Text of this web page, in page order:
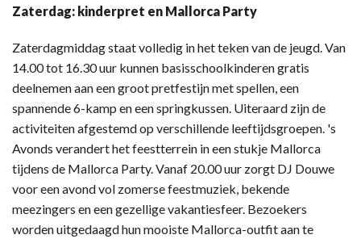
Zaterdag: kinderpret en Mallorca Party
Zaterdagmiddag staat volledig in het teken van de jeugd. Van
14.00 tot 16.30 uur kunnen basisschoolkinderen gratis
deelnemen aan een groot pretfestijn met spellen, een
spannende 6-kamp en een springkussen. Uiteraard zijn de
activiteiten afgestemd op verschillende leeftijdsgroepen. 's
Avonds verandert het feestterrein in een stukje Mallorca
tijdens de Mallorca Party. Vanaf 20.00 uur zorgt DJ Douwe
voor een avond vol zomerse feestmuziek, bekende
meezingers en een gezellige vakantiesfeer. Bezoekers
worden uitgedaagd hun mooiste Mallorca-outfit aan te